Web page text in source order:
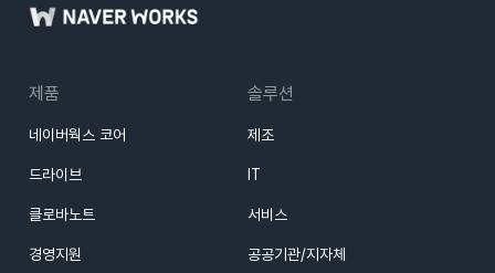
제품
네이버웍스 코어
드라이브
클로바노트
경영지원
솔루션
제조
IT
서비스
공공기관/지자체